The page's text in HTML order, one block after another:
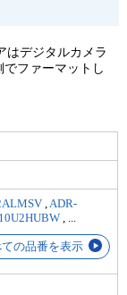
はデジタルカメラ
ファーマットし
ADR-
の品番を表示